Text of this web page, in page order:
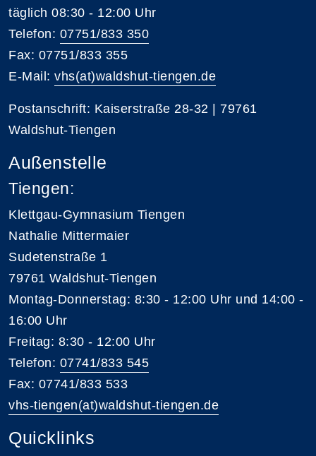
täglich 08:30 - 12:00 Uhr
Telefon: 07751/833 350
Fax: 07751/833 355
E-Mail: vhs(at)waldshut-tiengen.de
Postanschrift: Kaiserstraße 28-32 | 79761
Waldshut-Tiengen
Außenstelle
Tiengen:
Klettgau-Gymnasium Tiengen
Nathalie Mittermaier
Sudetenstraße 1
79761 Waldshut-Tiengen
Montag-Donnerstag: 8:30 - 12:00 Uhr und 14:00 -
16:00 Uhr
Freitag: 8:30 - 12:00 Uhr
Telefon: 07741/833 545
Fax: 07741/833 533
vhs-tiengen(at)waldshut-tiengen.de
Quicklinks